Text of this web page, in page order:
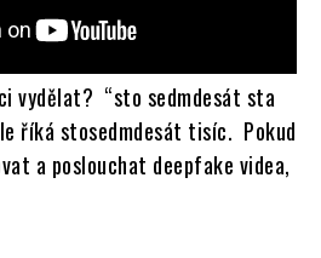
vydělat? “sto sedmdesát sta
říká stosedmdesát tisíc. Pokud
a poslouchat deepfake videa,